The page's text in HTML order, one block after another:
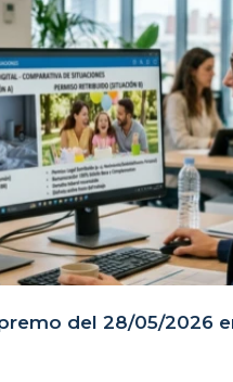
del 28/05/2026